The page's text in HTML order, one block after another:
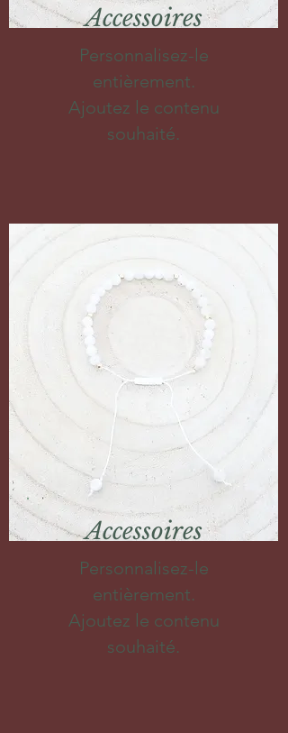
Accessoires
Personnalisez-le
entièrement.
Ajoutez le contenu
souhaité.
Accessoires
Personnalisez-le
entièrement.
Ajoutez le contenu
souhaité.